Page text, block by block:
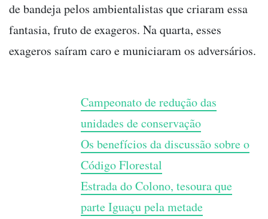
de bandeja pelos ambientalistas que criaram essa
fantasia, fruto de exageros. Na quarta, esses
exageros saíram caro e municiaram os adversários.
Campeonato de redução das
unidades de conservação
Os benefícios da discussão sobre o
Código Florestal
Estrada do Colono, tesoura que
parte Iguaçu pela metade